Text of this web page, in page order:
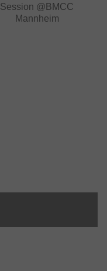
Session @BMCC
Mannheim